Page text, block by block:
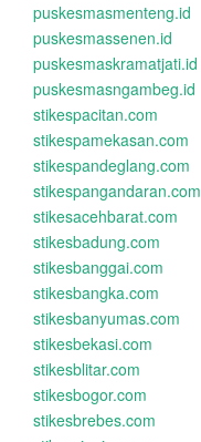
puskesmasmenteng.id
puskesmassenen.id
puskesmaskramatjati.id
puskesmasngambeg.id
stikespacitan.com
stikespamekasan.com
stikespandeglang.com
stikespangandaran.com
stikesacehbarat.com
stikesbadung.com
stikesbanggai.com
stikesbangka.com
stikesbanyumas.com
stikesbekasi.com
stikesblitar.com
stikesbogor.com
stikesbrebes.com